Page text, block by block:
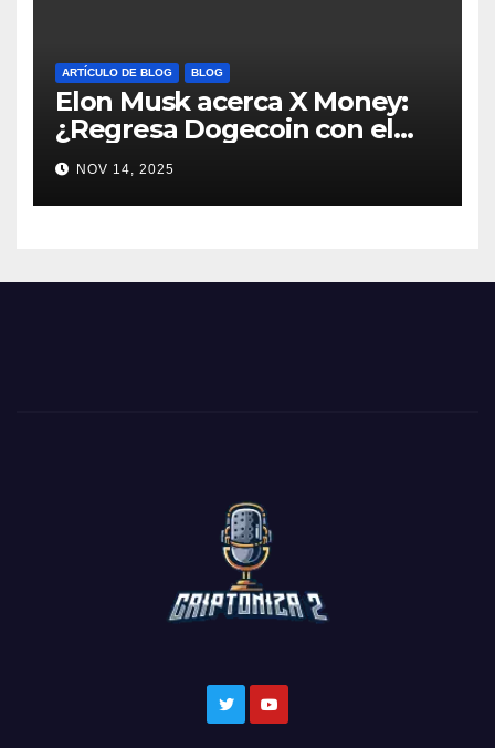
ARTÍCULO DE BLOG BLOG
Elon Musk acerca X Money:
¿Regresa Dogecoin con el
nuevo pago nativo? #Cripto
#Dogecoin
NOV 14, 2025